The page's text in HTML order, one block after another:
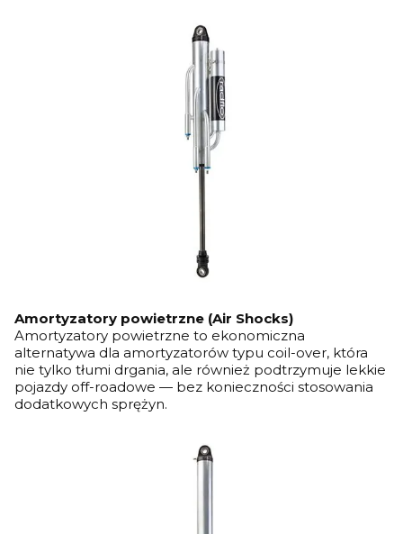
Amortyzatory powietrzne (Air Shocks)
Amortyzatory powietrzne to ekonomiczna
alternatywa dla amortyzatorów typu coil-over, która
nie tylko tłumi drgania, ale również podtrzymuje lekkie
pojazdy off-roadowe — bez konieczności stosowania
dodatkowych sprężyn.